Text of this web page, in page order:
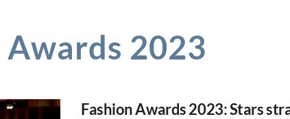
Awards 2023
Fashion Awards 2023: Stars